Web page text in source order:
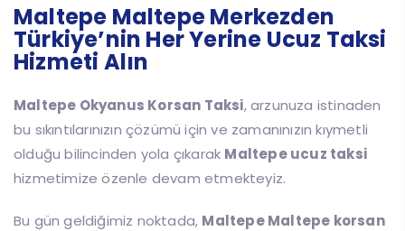
Maltepe Maltepe Merkezden
Türkiye’nin Her Yerine Ucuz Taksi
Hizmeti Alın
Maltepe Okyanus Korsan Taksi, arzunuza istinaden
bu sıkıntılarınızın çözümü için ve zamanınızın kıymetli
olduğu bilincinden yola çıkarak Maltepe ucuz taksi
hizmetimize özenle devam etmekteyiz.
Bu gün geldiğimiz noktada, Maltepe Maltepe korsan